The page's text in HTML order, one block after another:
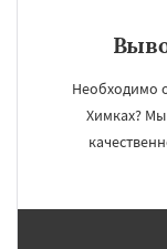
Необходимо
Химках?